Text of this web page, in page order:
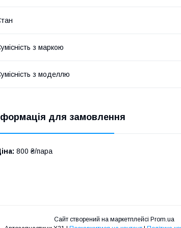
з маркою
з моделлю
для замовлення
800 ₴/пара
Сайт створений на маркетплейсі Prom.ua